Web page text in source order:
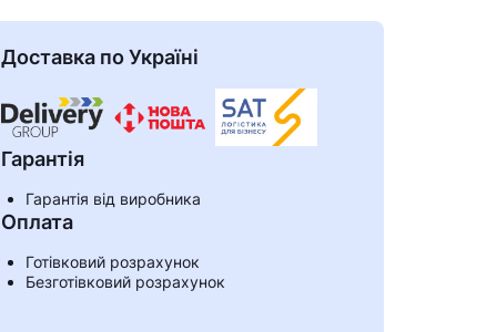
Доставка по Україні
Гарантія
Гарантія від виробника
Оплата
Готівковий розрахунок
Безготівковий розрахунок